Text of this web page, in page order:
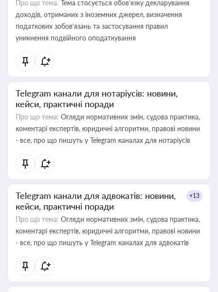
Про що тема: Тема стосується обов’язку декларування
доходів, отриманих з іноземних джерел, визначення
податкових зобов’язань та застосування правил
уникнення подвійного оподаткування
Telegram канали для нотаріусів: новини,
кейси, практичні поради
Про що тема: Огляди нормативних змін, судова практика,
коментарі експертів, юридичні алгоритми, правові новини
- все, про що пишуть у Telegram каналах для нотаріусів
Telegram канали для адвокатів: новини,
кейси, практичні поради
+13
Про що тема: Огляди нормативних змін, судова практика,
коментарі експертів, юридичні алгоритми, правові новини
- все, про що пишуть у Telegram каналах для адвокатів